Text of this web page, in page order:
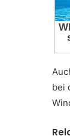
bei